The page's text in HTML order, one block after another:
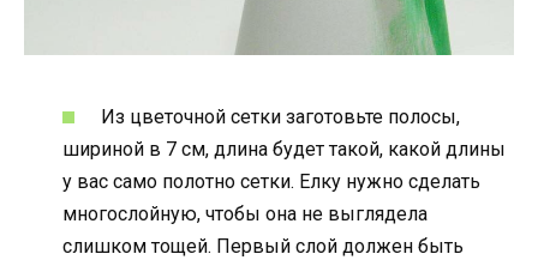
Из цветочной сетки заготовьте полосы,
шириной в 7 см, длина будет такой, какой длины
у вас само полотно сетки. Елку нужно сделать
многослойную, чтобы она не выглядела
слишком тощей. Первый слой должен быть